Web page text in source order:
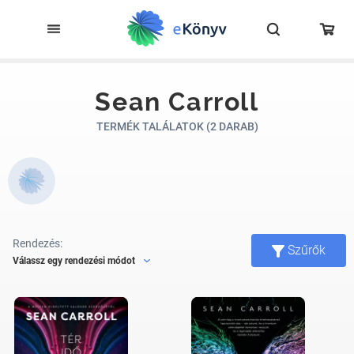
Sean Carroll
TERMÉK TALÁLATOK (2 DARAB)
Rendezés:
Válassz egy rendezési módot
Szűrők